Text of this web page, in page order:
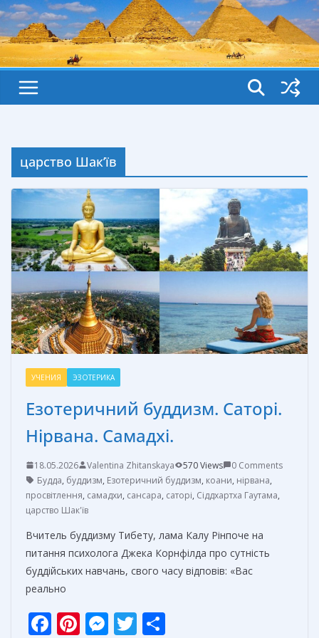
царство Шак’їв
УЧЕНИЯ ЭЗОТЕРИКА
Езотеричний буддизм. Саторі.
Нірвана. Самадхі.
18.05.2026 Valentina Zhitanskaya 570 Views
0 Comments
Будда, буддизм, Езотеричний буддизм, коани, нірвана,
просвітлення, самадхи, сансара, саторі, Сіддхартха Гаутама,
царство Шак'їв
Вчитель буддизму Тибету, лама Калу Рінпоче на
питання психолога Джека Корнфілда про сутність
буддійських навчань, свого часу відповів: «Вас
реально
F Pi M T